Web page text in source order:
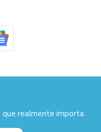
realmente importa.